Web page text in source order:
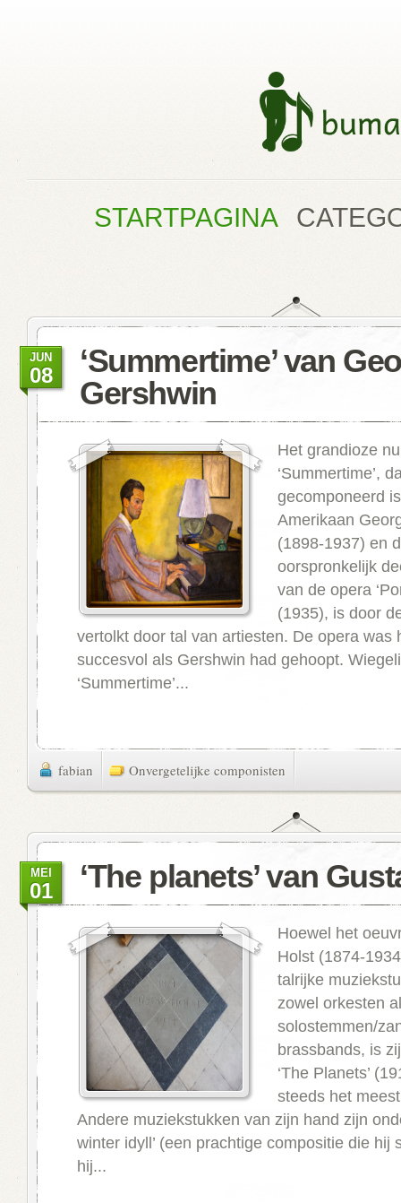
STARTPAGINA
‘Summertime’ van
Gershwin
JUN
08
Het grandioze
‘Summertime’,
gecomponeerd
Amerikaan
(1898-1937) en
oorspronkelijk
van de opera
(1935), is door
vertolkt door tal van artiesten. De opera was
succesvol als Gershwin had gehoopt.
‘Summertime’...
fabian Onvergetelijke componisten
‘The planets’ van
MEI
01
Hoewel het
Holst (1874-
talrijke
zowel orkesten
solostemmen/
brassbands, is
‘The Planets’
steeds het
Andere muziekstukken van zijn hand zijn
winter idyll’ (een prachtige compositie die hij
hij...